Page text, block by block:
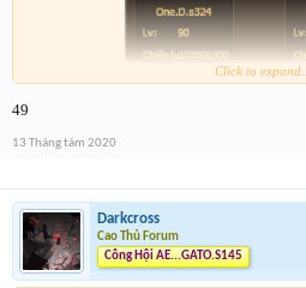
Click to expand...
49
13 Tháng tám 2020
Darkcross
Cao Thủ Forum
Công Hội AE...GATO.S145